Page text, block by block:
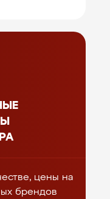
цены на
брендов